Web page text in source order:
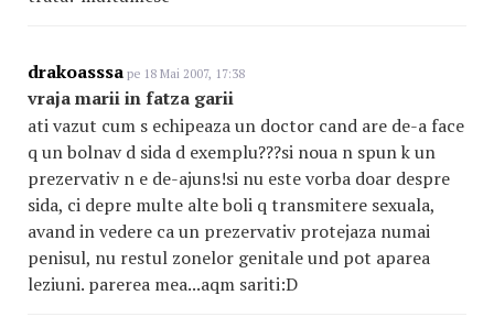
drakoasssa pe 18 Mai 2007, 17:38
vraja marii in fatza garii
ati vazut cum s echipeaza un doctor cand are de-a face
q un bolnav d sida d exemplu???si noua n spun k un
prezervativ n e de-ajuns!si nu este vorba doar despre
sida, ci depre multe alte boli q transmitere sexuala,
avand in vedere ca un prezervativ protejaza numai
penisul, nu restul zonelor genitale und pot aparea
leziuni. parerea mea...aqm sariti:D